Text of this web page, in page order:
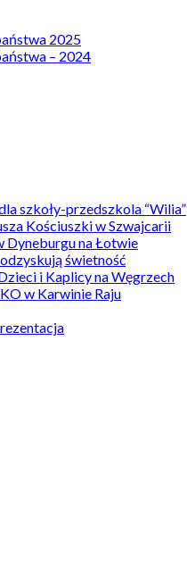
2025
– 2024
szkoły-przedszkola “Wilia”
Kościuszki w Szwajcarii
Dyneburgu na Łotwie
świetność
i Kaplicy na Węgrzech
w Karwinie Raju